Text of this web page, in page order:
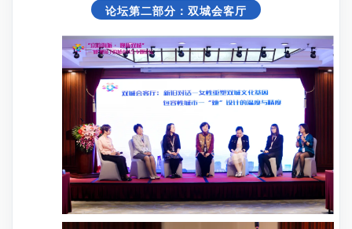
论坛第二部分：双城会客厅